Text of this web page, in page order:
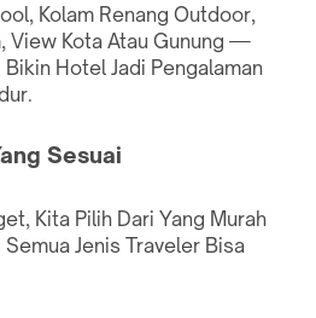
Kolam Renang Outdoor,
View Kota Atau Gunung —
Bikin Hotel Jadi Pengalaman
Sesuai
Kita Pilih Dari Yang Murah
Jenis Traveler Bisa